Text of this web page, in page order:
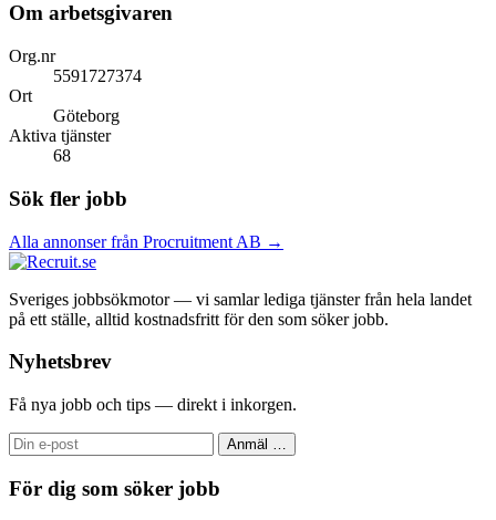
Om arbetsgivaren
Org.nr
5591727374
Ort
Göteborg
Aktiva tjänster
68
Sök fler jobb
Alla annonser från Procruitment AB →
Sveriges jobbsökmotor — vi samlar lediga tjänster från hela landet
på ett ställe, alltid kostnadsfritt för den som söker jobb.
Nyhetsbrev
Få nya jobb och tips — direkt i inkorgen.
Anmäl …
För dig som söker jobb